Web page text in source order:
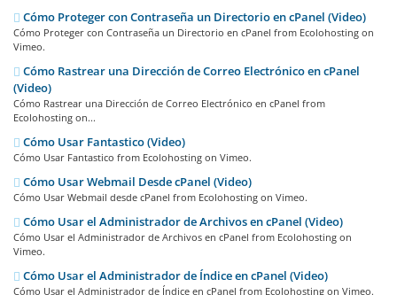
Cómo Proteger con Contraseña un Directorio en cPanel (Video)
Cómo Proteger con Contraseña un Directorio en cPanel from Ecolohosting on
Vimeo.
Cómo Rastrear una Dirección de Correo Electrónico en cPanel
(Video)
Cómo Rastrear una Dirección de Correo Electrónico en cPanel from
Ecolohosting on...
Cómo Usar Fantastico (Video)
Cómo Usar Fantastico from Ecolohosting on Vimeo.
Cómo Usar Webmail Desde cPanel (Video)
Cómo Usar Webmail desde cPanel from Ecolohosting on Vimeo.
Cómo Usar el Administrador de Archivos en cPanel (Video)
Cómo Usar el Administrador de Archivos en cPanel from Ecolohosting on
Vimeo.
Cómo Usar el Administrador de Índice en cPanel (Video)
Cómo Usar el Administrador de Índice en cPanel from Ecolohosting on Vimeo.